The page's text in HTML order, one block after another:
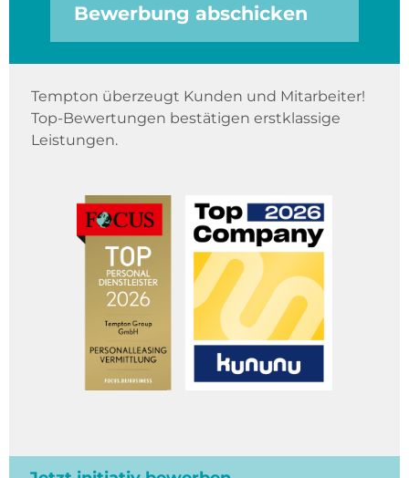
Bewerbung abschicken
Tempton überzeugt Kunden und Mitarbeiter!
Top-Bewertungen bestätigen erstklassige
Leistungen.